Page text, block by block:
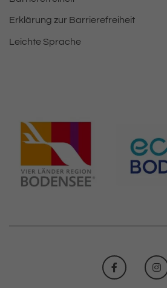
Erklärung zur Barrierefreiheit
Leichte Sprache
FACEBOOK